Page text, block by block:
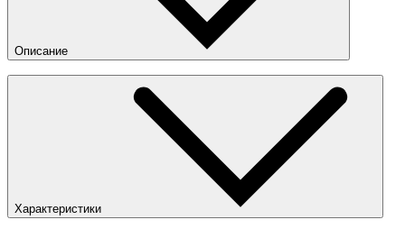
Описание
Grand-Prix — повседневные кеды в винтажной спортивной
Верх выполнен из кожи с дополнительными
синтетическими элементами.
Низкий силуэт обеспечивает свободу движений.
Мягкая внутренняя отделка повышает комфорт.
Гибкая подошва отвечает за удобство при ходьбе.
Резиновая подмётка гарантирует сцепление.
Характеристики